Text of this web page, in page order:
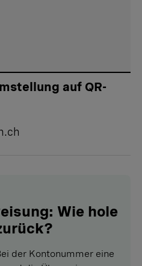
auf QR-
Wie hole
der Kontonummer eine